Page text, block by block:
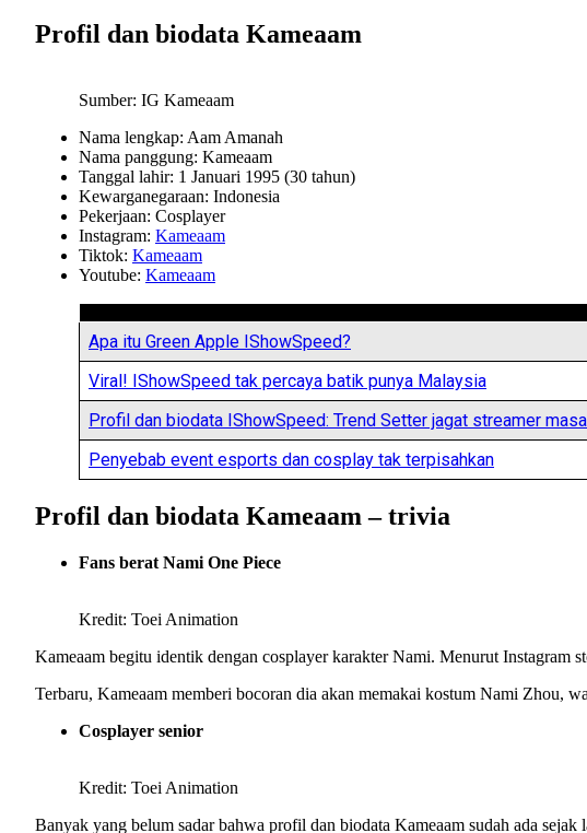
Profil dan biodata Kameaam
Sumber: IG Kameaam
Nama lengkap: Aam Amanah
Nama panggung: Kameaam
Tanggal lahir: 1 Januari 1995 (30 tahun)
Kewarganegaraan: Indonesia
Pekerjaan: Cosplayer
Instagram: Kameaam
Tiktok: Kameaam
Youtube: Kameaam
Apa itu Green Apple IShowSpeed?
Viral! IShowSpeed tak percaya batik punya Malaysia
Profil dan biodata IShowSpeed: Trend Setter jagat streamer
Penyebab event esports dan cosplay tak terpisahkan
Profil dan biodata Kameaam – trivia
Fans berat Nami One Piece
Kredit: Toei Animation
Kameaam begitu identik dengan cosplayer karakter Nami. Menurut Instagram
Terbaru, Kameaam memberi bocoran dia akan memakai kostum Nami Zhou,
Cosplayer senior
Kredit: Toei Animation
Banyak yang belum sadar bahwa profil dan biodata Kameaam sudah ada